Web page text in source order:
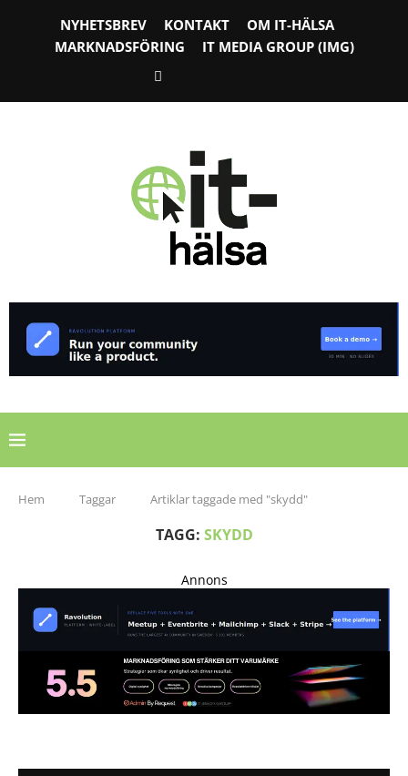
NYHETSBREV KONTAKT
OM IT-HÄLSA
MARKNADSFÖRING
IT MEDIA GROUP (IMG)
Hem Taggar Artiklar taggade med "skydd"
TAGG: SKYDD
Annons